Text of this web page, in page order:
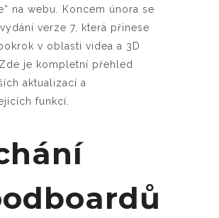
na webu. Koncem února se
verze 7, která přinese
v oblasti videa a 3D
je kompletní přehled
aktualizací a
funkcí.